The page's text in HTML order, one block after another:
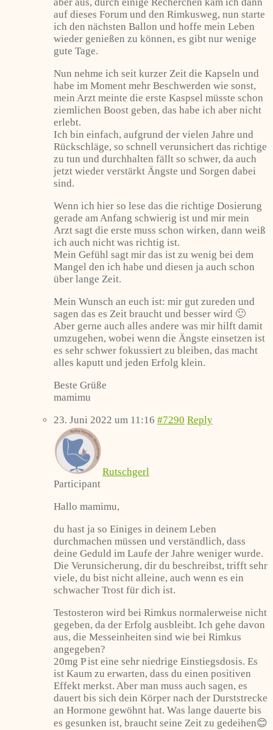
aber aus, durch einige Recherchen kam ich dann
auf dieses Forum und den Rimkusweg, nun starte
ich den nächsten Ballon und hoffe mein Leben
wieder genießen zu können, es gibt nur wenige
gute Tage.
Nun nehme ich seit kurzer Zeit die Kapseln und
habe im Moment mehr Beschwerden wie sonst,
mein Arzt meinte die erste Kaspsel müsste schon
ziemlichen Boost geben, das habe ich aber nicht
erlebt.
Ich bin einfach, aufgrund der vielen Jahre und
Rückschläge, so schnell verunsichert das richtige
zu tun und durchhalten fällt so schwer, da auch
jetzt wieder verstärkt Ängste und Sorgen dabei
sind.
Wenn ich hier so lese das die richtige Dosierung
gerade am Anfang schwierig ist und mir mein
Arzt sagt die erste muss schon wirken, dann weiß
ich auch nicht was richtig ist.
Mein Gefühl sagt mir das ist zu wenig bei dem
Mangel den ich habe und diesen ja auch schon
über lange Zeit.
Mein Wunsch an euch ist: mir gut zureden und
sagen das es Zeit braucht und besser wird 🙂
Aber gerne auch alles andere was mir hilft damit
umzugehen, wobei wenn die Ängste einsetzen ist
es sehr schwer fokussiert zu bleiben, das macht
alles kaputt und jeden Erfolg klein.
Beste Grüße
mamimu
23. Juni 2022 um 11:16 #7290 Reply
Rutschgerl
Participant
Hallo mamimu,
du hast ja so Einiges in deinem Leben
durchmachen müssen und verständlich, dass
deine Geduld im Laufe der Jahre weniger wurde.
Die Verunsicherung, dir du beschreibst, trifft sehr
viele, du bist nicht alleine, auch wenn es ein
schwacher Trost für dich ist.
Testosteron wird bei Rimkus normalerweise nicht
gegeben, da der Erfolg ausbleibt. Ich gehe davon
aus, die Messeinheiten sind wie bei Rimkus
angegeben?
20mg P ist eine sehr niedrige Einstiegsdosis. Es
ist Kaum zu erwarten, dass du einen positiven
Effekt merkst. Aber man muss auch sagen, es
dauert bis sich dein Körper nach der Durststrecke
an Hormone gewöhnt hat. Was lange dauerte bis
es gesunken ist, braucht seine Zeit zu gedeihen😊